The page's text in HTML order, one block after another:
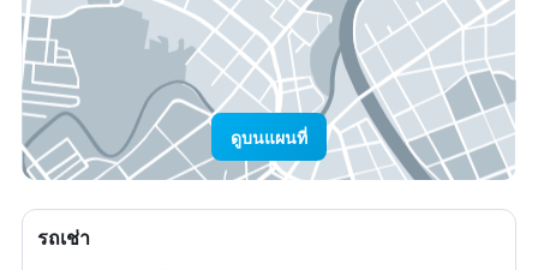
ดูบนแผนที่
รถเช่า